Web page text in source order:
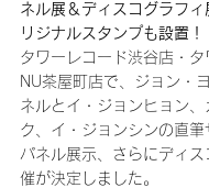
ネル展＆ディスコグラフ
リジナルスタンプも設置！
タワーレコード渋谷店・タ
NU茶屋町店で、ジョン・
ネルとイ・ジョンヒョン、
ク、イ・ジョンシンの直
パネル展示、さらにディス
催が決定しました。